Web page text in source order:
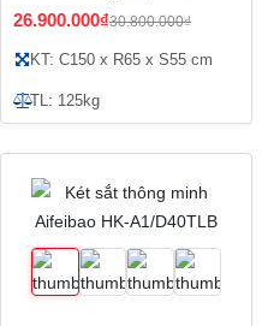
26.900.000₫30.800.000₫
KT: C150 x R65 x S55 cm
TL: 125kg